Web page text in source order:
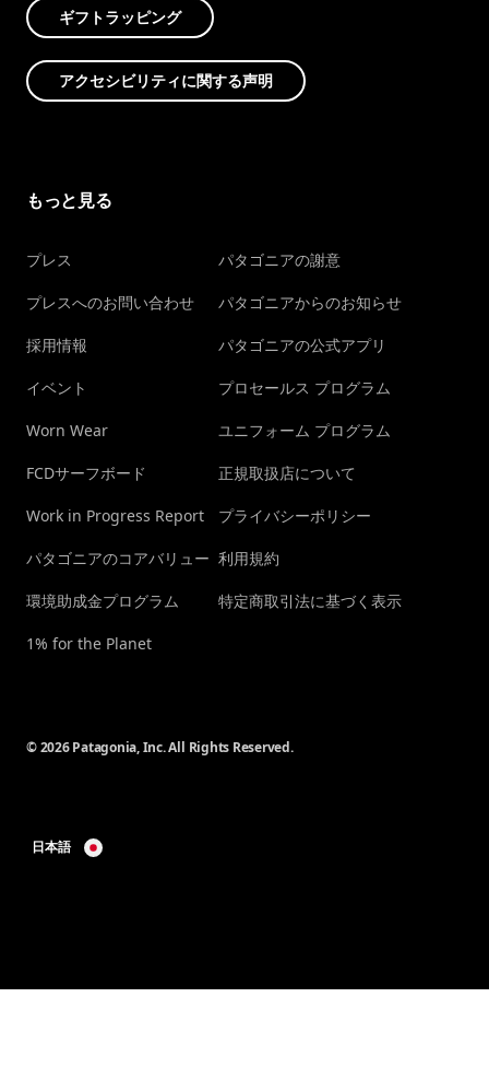
ギフトラッピング
アクセシビリティに関する声明
もっと見る
プレス
プレスへのお問い合わせ
採用情報
イベント
Worn Wear
FCDサーフボード
Work in Progress Report
パタゴニアのコアバリュー
環境助成金プログラム
1% for the Planet
パタゴニアの謝意
パタゴニアからのお知らせ
パタゴニアの公式アプリ
プロセールス プログラム
ユニフォーム プログラム
正規取扱店について
プライバシーポリシー
利用規約
特定商取引法に基づく表示
© 2026 Patagonia, Inc. All Rights Reserved.
日本語